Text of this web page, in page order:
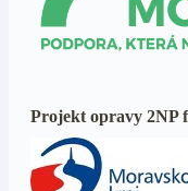
Projekt opravy 2NP